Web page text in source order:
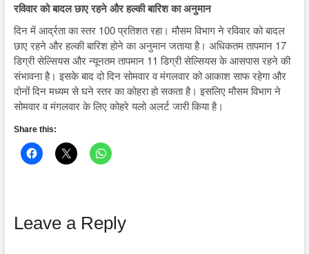
रविवार को बादल छाए रहने और हल्की बारिश का अनुमान
दिन में आर्द्रता का स्तर 100 प्रतिशत रहा। मौसम विभाग ने रविवार को बादल
छाए रहने और हल्की बारिश होने का अनुमान जताया है। अधिकतम तापमान 17
डिग्री सेल्सियस और न्यूनतम तापमान 11 डिग्री सेल्सियस के आसपास रहने की
संभावना है। इसके बाद दो दिन सोमवार व मंगलवार को आकाश साफ रहेगा और
दोनों दिन मध्यम से घने स्तर का कोहरा हो सकता है। इसलिए मौसम विभाग ने
सोमवार व मंगलवार के लिए कोहरे यलो अलर्ट जारी किया है।
Share this:
Leave a Reply